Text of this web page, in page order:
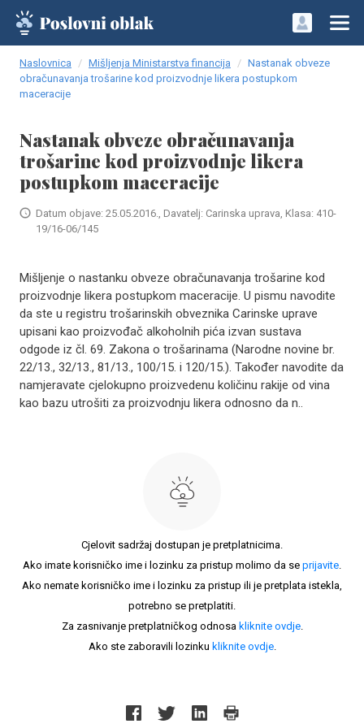
Naslovnica Mišljenja Ministarstva financija
Nastanak obveze
obračunavanja trošarine kod proizvodnje likera postupkom
maceracije
Nastanak obveze obračunavanja
trošarine kod proizvodnje likera
postupkom maceracije
Datum objave: 25.05.2016., Davatelj: Carinska uprava, Klasa: 410-
19/16-06/145
Mišljenje o nastanku obveze obračunavanja trošarine kod
proizvodnje likera postupkom maceracije. U pismu navodite
da ste u registru trošarinskih obveznika Carinske uprave
upisani kao proizvođač alkoholnih pića izvan sustava
odgode iz čl. 69. Zakona o trošarinama (Narodne novine br.
22/13., 32/13., 81/13., 100/15. i 120/15.). Također navodite da
namjeravate cjelokupno proizvedenu količinu rakije od vina
kao bazu utrošiti za proizvodnju likera odnosno da n..
Cjelovit sadržaj dostupan je pretplatnicima.
Ako imate korisničko ime i lozinku za pristup molimo da se prijavite.
Ako nemate korisničko ime i lozinku za pristup ili je pretplata istekla,
potrebno se pretplatiti.
Za zasnivanje pretplatničkog odnosa kliknite ovdje.
Ako ste zaboravili lozinku kliknite ovdje.